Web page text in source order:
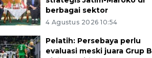
berbagai sektor
4 Agustus 2026 10:54
Pelatih: Persebaya perlu
evaluasi meski juara Grup B